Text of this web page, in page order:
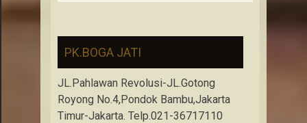
PK.BOGA JATI
JL.Pahlawan Revolusi-JL.Gotong
Royong No.4,Pondok Bambu,Jakarta
Timur-Jakarta. Telp.021-36717110